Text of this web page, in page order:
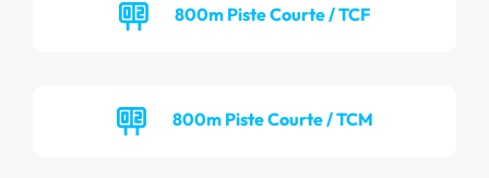
800m Piste Courte / TCF
800m Piste Courte / TCM